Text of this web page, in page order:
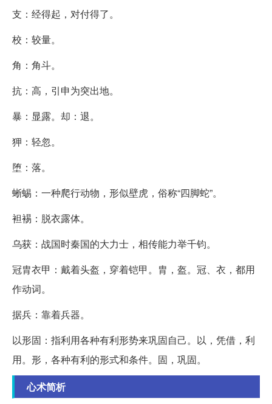
支：经得起，对付得了。
校：较量。
角：角斗。
抗：高，引申为突出地。
暴：显露。却：退。
狎：轻忽。
堕：落。
蜥蜴：一种爬行动物，形似壁虎，俗称“四脚蛇”。
袒裼：脱衣露体。
乌获：战国时秦国的大力士，相传能力举千钧。
冠胄衣甲：戴着头盔，穿着铠甲。胄，盔。冠、衣，都用
作动词。
据兵：靠着兵器。
以形固：指利用各种有利形势来巩固自己。以，凭借，利
用。形，各种有利的形式和条件。固，巩固。
心术简析